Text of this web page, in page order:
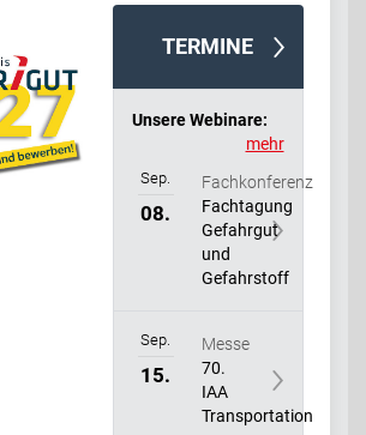
TERMINE
Unsere Webinare:
mehr
Sep.
08.
Fachkonferenz
Fachtagung
Gefahrgut
und
Gefahrstoff
Sep.
15.
Messe
70.
IAA
Transportation